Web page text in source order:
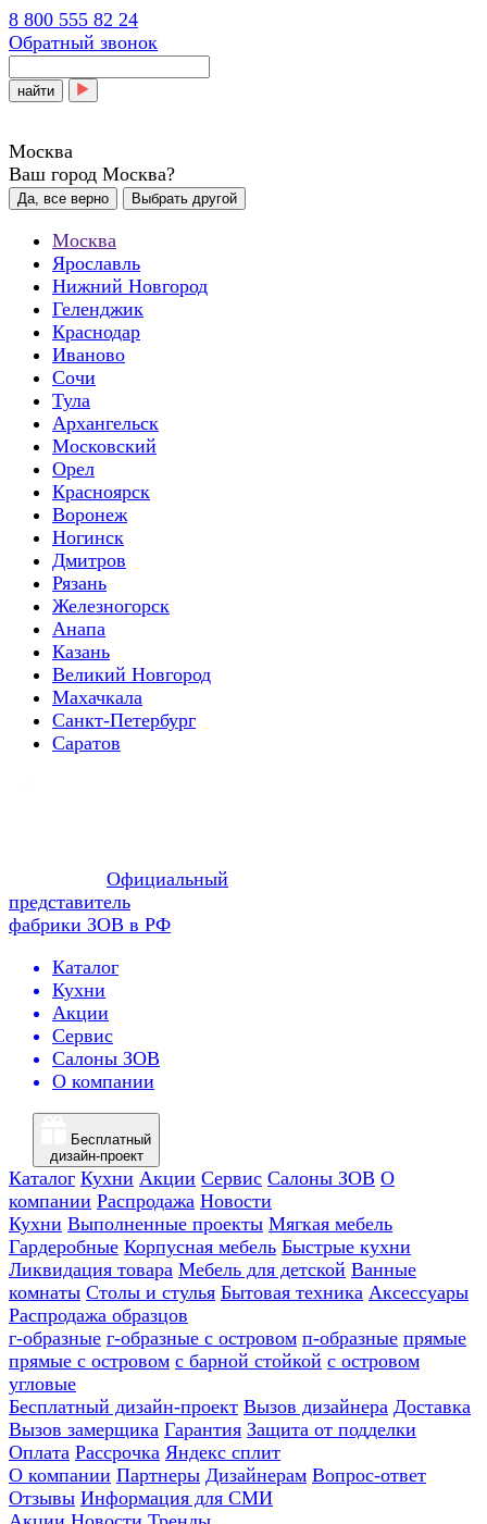
8 800 555 82 24
Обратный звонок
найти
Москва
Ваш город Москва?
Да, все верно Выбрать другой
Москва
Ярославль
Нижний Новгород
Геленджик
Краснодар
Иваново
Сочи
Тула
Архангельск
Московский
Орел
Красноярск
Воронеж
Ногинск
Дмитров
Рязань
Железногорск
Анапа
Казань
Великий Новгород
Махачкала
Санкт-Петербург
Саратов
Официальный
представитель
фабрики ЗОВ в РФ
Каталог
Кухни
Акции
Сервис
Салоны ЗОВ
О компании
Бесплатный
дизайн-проект
Каталог Кухни Акции Сервис Салоны ЗОВ О
компании Распродажа Новости
Кухни Выполненные проекты Мягкая мебель
Гардеробные Корпусная мебель Быстрые кухни
Ликвидация товара Мебель для детской Ванные
комнаты Столы и стулья Бытовая техника Аксессуары
Распродажа образцов
г-образные г-образные с островом п-образные прямые
прямые с островом с барной стойкой с островом
угловые
Бесплатный дизайн-проект Вызов дизайнера Доставка
Вызов замерщика Гарантия Защита от подделки
Оплата Рассрочка Яндекс сплит
О компании Партнеры Дизайнерам Вопрос-ответ
Отзывы Информация для СМИ